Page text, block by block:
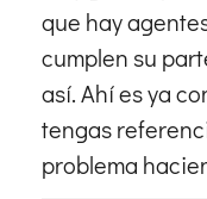
que hay
cumplen su
así. Ahí es ya
tengas
problema